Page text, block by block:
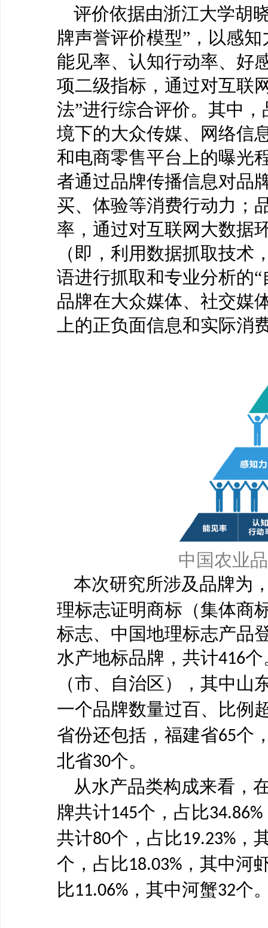
评价依据由浙江大学胡
牌声誉评价模型”，以感
能见率、认知行动率、好
项二级指标，通过对互联
法”进行综合评价。其中
境下的大众传媒、网络信
和电商零售平台上的曝光
者通过品牌传播信息对品
买、体验等消费行动力；
率，通过对互联网大数据
（即，利用数据抓取技术
语进行抓取和专业分析的
品牌在大众媒体、社交媒
上的正负面信息和实际消
中国农业
本次研究所涉及品牌为
理标志证明商标（集体商
标志、中国地理标志产品
水产地标品牌，共计416个
（市、自治区），其中山
一个品牌数量过百、比例
省份还包括，福建省65个
北省30个。
从水产品类构成来看，
牌共计145个，占比34.86%
共计80个，占比19.23% ，
个，占比18.03% ，其中河
比11.06% ，其中河蟹32个